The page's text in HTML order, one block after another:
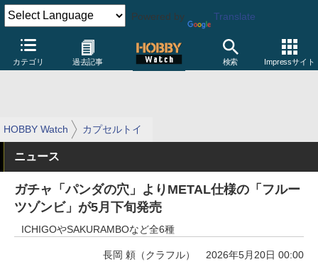
Powered by Translate
カテゴリ 過去記事 検索 Impressサイト
HOBBY Watch カプセルトイ
ニュース
ガチャ「パンダの穴」よりMETAL仕様の「フルー
ツゾンビ」が5月下旬発売
ICHIGOやSAKURAMBOなど全6種
長岡 頼（クラフル） 2026年5月20日 00:00